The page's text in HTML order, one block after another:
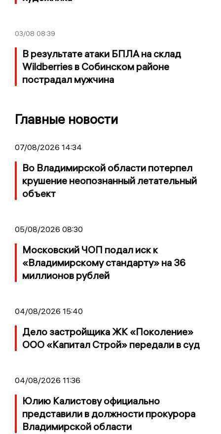
03/08 08:39
В результате атаки БПЛА на склад
Wildberries в Собинском районе
пострадал мужчина
Главные новости
07/08/2026 14:34
Во Владимирской области потерпел
крушение неопознанный летательный
объект
05/08/2026 08:30
Московский ЧОП подал иск к
«Владимирскому стандарту» на 36
миллионов рублей
04/08/2026 15:40
Дело застройщика ЖК «Поколение»
ООО «Капитал Строй» передали в суд
04/08/2026 11:36
Юлию Калистову официально
представили в должности прокурора
Владимирской области